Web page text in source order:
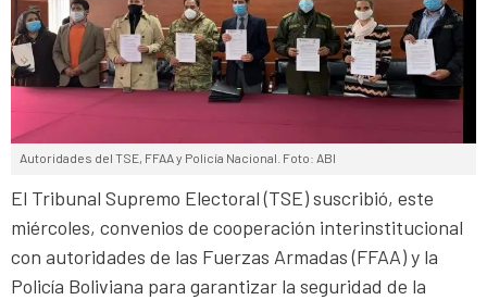
Autoridades del TSE, FFAA y Policía Nacional. Foto: ABI
El Tribunal Supremo Electoral (TSE) suscribió, este
miércoles, convenios de cooperación interinstitucional
con autoridades de las Fuerzas Armadas (FFAA) y la
Policía Boliviana para garantizar la seguridad de la